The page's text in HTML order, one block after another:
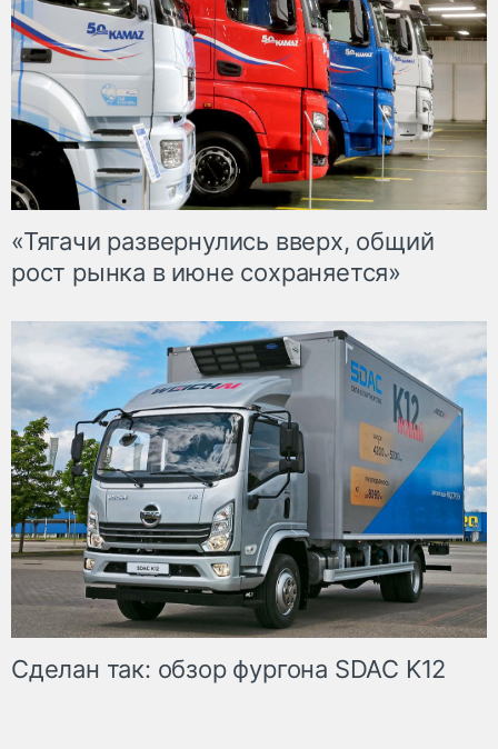
«Тягачи развернулись вверх, общий
рост рынка в июне сохраняется»
Сделан так: обзор фургона SDAC K12